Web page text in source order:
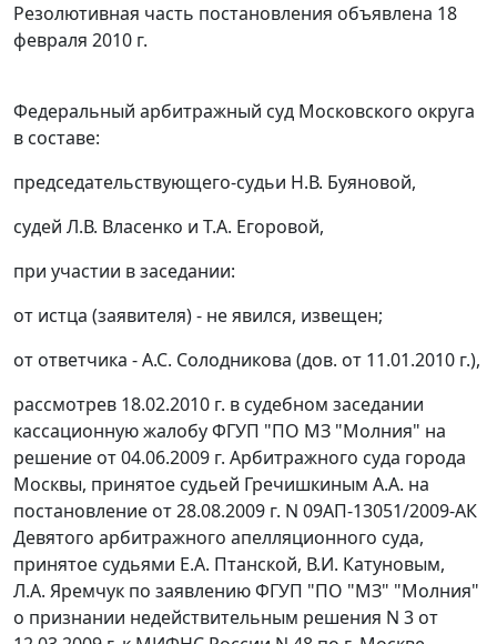
Резолютивная часть постановления объявлена 18
февраля 2010 г.
Федеральный арбитражный суд Московского округа
в составе:
председательствующего-судьи Н.В. Буяновой,
судей Л.В. Власенко и Т.А. Егоровой,
при участии в заседании:
от истца (заявителя) - не явился, извещен;
от ответчика - А.С. Солодникова (дов. от 11.01.2010 г.),
рассмотрев 18.02.2010 г. в судебном заседании
кассационную жалобу ФГУП "ПО МЗ "Молния" на
решение от 04.06.2009 г. Арбитражного суда города
Москвы, принятое судьей Гречишкиным А.А. на
постановление от 28.08.2009 г. N 09АП-13051/2009-АК
Девятого арбитражного апелляционного суда,
принятое судьями Е.А. Птанской, В.И. Катуновым,
Л.А. Яремчук по заявлению ФГУП "ПО "МЗ" "Молния"
о признании недействительным решения N 3 от